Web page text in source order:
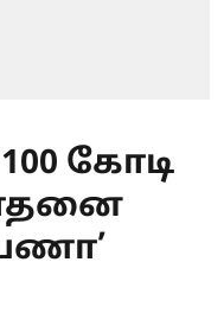
கோடி